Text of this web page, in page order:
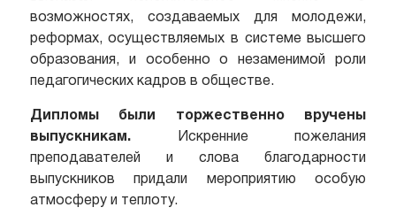
возможностях, создаваемых для молодежи,
реформах, осуществляемых в системе высшего
образования, и особенно о незаменимой роли
педагогических кадров в обществе.
Дипломы были торжественно вручены
выпускникам.Искренние пожелания
преподавателей и слова благодарности
выпускников придали мероприятию особую
атмосферу и теплоту.